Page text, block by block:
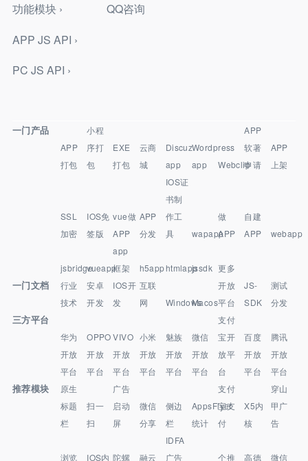
功能模块 ›
APP JS API ›
PC JS API ›
QQ咨询
一门产品
APP
打包
小程
序打
包
EXE
打包
云商
城
Discuz
app
Wordpress
app
Webclip
APP
软著
申请
APP
上架
SSL
加密
IOS免
签版
vue做
APP
APP
分发
IOS证
书制
作工
具
wapapp
做
APP
自建
APP
webapp
jsbridgevueapp
app
框架
h5apphtmlappjssdk 更多
一门文档
行业
技术
安卓
开发
IOS开
发
互联
网
WindowsMacos
开放
平台
JS-
SDK
测试
分发
三方平台
华为
开放
平台
OPPO
开放
平台
VIVO
开放
平台
小米
开放
平台
魅族
开放
平台
微信
开放
平台
支付
宝开
放平
台
百度
开放
平台
腾讯
开放
平台
推荐模块
原生
标题
栏
扫一
扫
广告
启动
屏
微信
分享
侧边
栏
AppsFlyer
统计
支付
宝支
付
X5内
核
穿山
甲广
告
浏览
IOS内 陀螺
融云
IDFA
广告
个推
高德
微信